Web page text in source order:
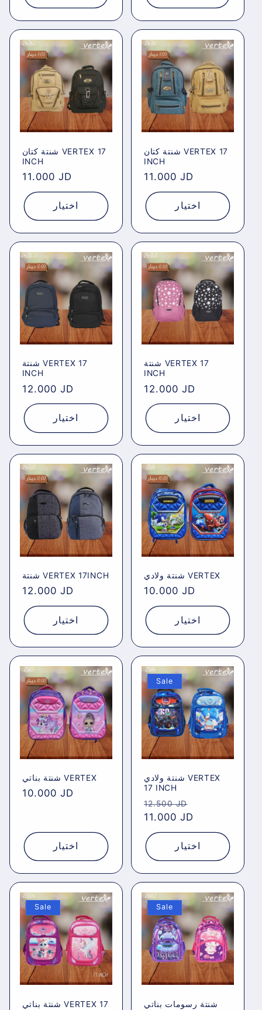
شنتة كتان VERTEX 17
INCH
Regular
price
11.000 JD
اختيار
شنتة كتان VERTEX 17
INCH
Regular
price
11.000 JD
اختيار
شنتة VERTEX 17
INCH
Regular
price
12.000 JD
اختيار
شنتة VERTEX 17
INCH
Regular
price
12.000 JD
اختيار
شنتة VERTEX 17INCH
Regular
price
12.000 JD
اختيار
شنتة ولادي VERTEX
Regular
price
10.000 JD
اختيار
شنتة بناتي VERTEX
Regular
10.000 JD
اختيار
Sale
شنتة ولادي VERTEX
17 INCH
Regular
price
12.500 JD
11.000 JD
اختيار
Sale
شنتة بناتي VERTEX 17
Sale
شنتة رسومات بناتي